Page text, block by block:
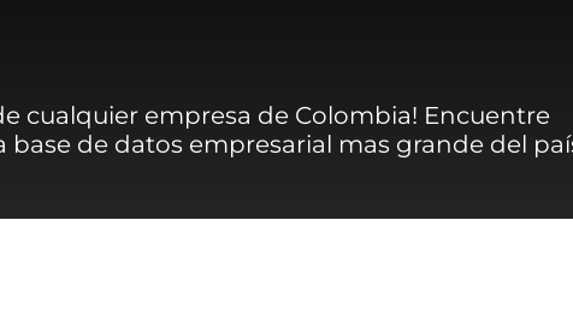
cualquier empresa de Colombia! Encuentre
base de datos empresarial mas grande del